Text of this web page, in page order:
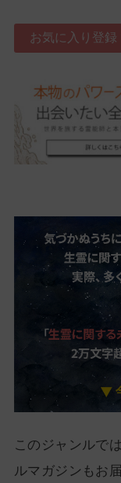
お気に入り登録
このジャンルで
ルマガジンもお